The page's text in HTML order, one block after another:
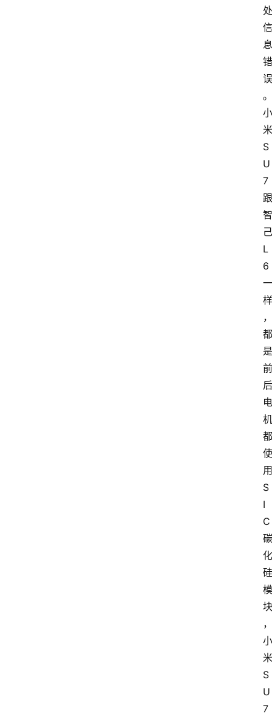
处
信
息
错
误
。
小
米
S
U
7
跟
智
己
L
6
一
样
，
都
是
前
后
电
机
都
使
用
S
I
C
碳
化
硅
模
块
，
小
米
S
U
7